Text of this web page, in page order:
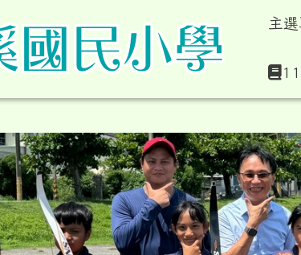
學暨附設幼兒園全主